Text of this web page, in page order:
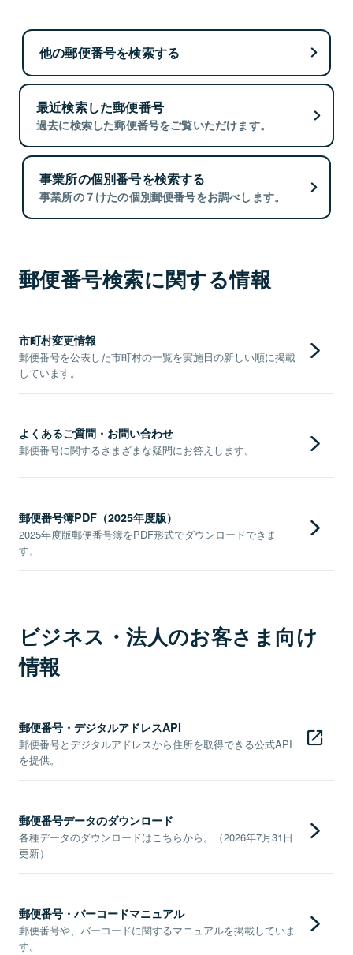
他の郵便番号を検索する
最近検索した郵便番号
過去に検索した郵便番号をご覧いただけます。
事業所の個別番号を検索する
事業所の７けたの個別郵便番号をお調べします。
郵便番号検索に関する情報
市町村変更情報
郵便番号を公表した市町村の一覧を実施日の新しい順に掲載
しています。
よくあるご質問・お問い合わせ
郵便番号に関するさまざまな疑問にお答えします。
郵便番号簿PDF（2025年度版）
2025年度版郵便番号簿をPDF形式でダウンロードできま
す。
ビジネス・法人のお客さま向け
情報
郵便番号・デジタルアドレスAPI
郵便番号とデジタルアドレスから住所を取得できる公式API
を提供。
郵便番号データのダウンロード
各種データのダウンロードはこちらから。（2026年7月31日
更新）
郵便番号・バーコードマニュアル
郵便番号や、バーコードに関するマニュアルを掲載していま
す。